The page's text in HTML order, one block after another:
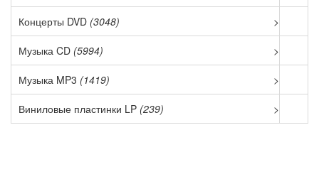
Концерты DVD (3048) >
Музыка CD (5994) >
Музыка MP3 (1419) >
Виниловые пластинки LP (239) >